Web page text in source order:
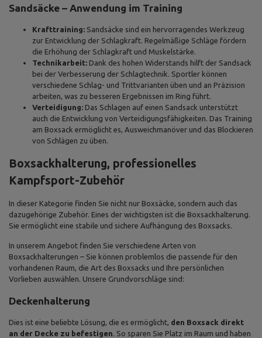
Sandsäcke – Anwendung im Training
Krafttraining: Sandsäcke sind ein hervorragendes Werkzeug
zur Entwicklung der Schlagkraft. Regelmäßige Schläge fördern
die Erhöhung der Schlagkraft und Muskelstärke.
Technikarbeit: Dank des hohen Widerstands hilft der Sandsack
bei der Verbesserung der Schlagtechnik. Sportler können
verschiedene Schlag- und Trittvarianten üben und an Präzision
arbeiten, was zu besseren Ergebnissen im Ring führt.
Verteidigung: Das Schlagen auf einen Sandsack unterstützt
auch die Entwicklung von Verteidigungsfähigkeiten. Das Training
am Boxsack ermöglicht es, Ausweichmanöver und das Blockieren
von Schlägen zu üben.
Boxsackhalterung, professionelles
Kampfsport-Zubehör
In dieser Kategorie finden Sie nicht nur Boxsäcke, sondern auch das
dazugehörige Zubehör. Eines der wichtigsten ist die Boxsackhalterung.
Sie ermöglicht eine stabile und sichere Aufhängung des Boxsacks.
In unserem Angebot finden Sie verschiedene Arten von
Boxsackhalterungen – Sie können problemlos die passende für den
vorhandenen Raum, die Art des Boxsacks und Ihre persönlichen
Vorlieben auswählen. Unsere Grundvorschläge sind:
Deckenhalterung
Dies ist eine beliebte Lösung, die es ermöglicht, den Boxsack direkt
an der Decke zu befestigen. So sparen Sie Platz im Raum und haben